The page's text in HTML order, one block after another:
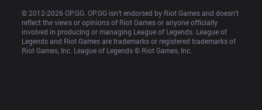
© 2012-2026 OP.GG. OP.GG isn’t endorsed by Riot Games and doesn’t
reflect the views or opinions of Riot Games or anyone officially
involved in producing or managing League of Legends. League of
Legends and Riot Games are trademarks or registered trademarks of
Riot Games, Inc. League of Legends © Riot Games, Inc.